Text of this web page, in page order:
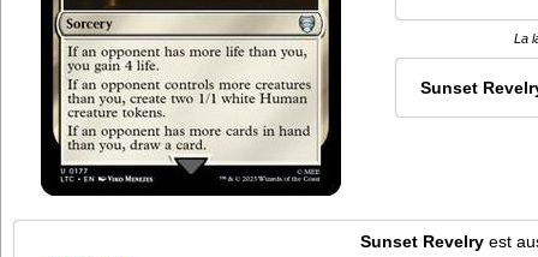
La
Sunset
Sunset Revelryest